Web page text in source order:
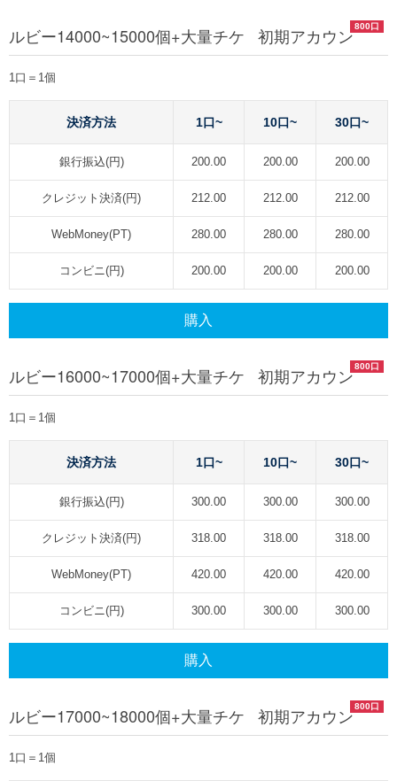
800口
ルビー14000~15000個+大量チケ 初期アカウン
1口＝1個
決済方法 1口~ 10口~ 30口~
銀行振込(円) 200.00 200.00 200.00
クレジット決済(円) 212.00 212.00 212.00
WebMoney(PT) 280.00 280.00 280.00
コンビニ(円) 200.00 200.00 200.00
購入
800口
ルビー16000~17000個+大量チケ 初期アカウン
1口＝1個
決済方法 1口~ 10口~ 30口~
銀行振込(円) 300.00 300.00 300.00
クレジット決済(円) 318.00 318.00 318.00
WebMoney(PT) 420.00 420.00 420.00
コンビニ(円) 300.00 300.00 300.00
購入
800口
ルビー17000~18000個+大量チケ 初期アカウン
1口＝1個